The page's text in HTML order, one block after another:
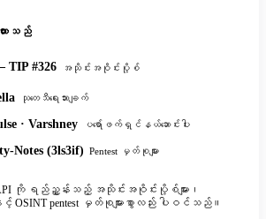
ားသည်
TIP #326 အသိုင်းအဝိုင်းပို့စ်
သုတေသီရေးသားချက်
· Varshney ပရော်ဖက်ရှင်နယ်ဆောင်းပါး
Notes (3ls3if) Pentest မှတ်စုများ
ကို ရည်ညွှန်းသည့် အသိုင်းအဝိုင်းပို့စ်များ၊
င့် OSINT pentest မှတ်စုများစွာလည်း ပါဝင်သည်။